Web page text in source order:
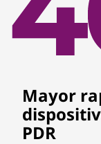
Mayor
PDR